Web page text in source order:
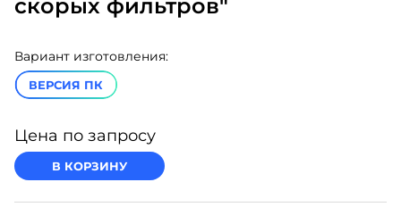
скорых фильтров"
Вариант изготовления:
ВЕРСИЯ ПК
Цена по запросу
В КОРЗИНУ